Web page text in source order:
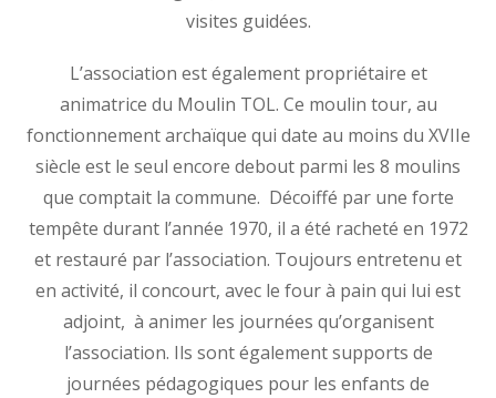
visites guidées.
L’association est également propriétaire et
animatrice du Moulin TOL. Ce moulin tour, au
fonctionnement archaïque qui date au moins du XVIIe
siècle est le seul encore debout parmi les 8 moulins
que comptait la commune. Décoiffé par une forte
tempête durant l’année 1970, il a été racheté en 1972
et restauré par l’association. Toujours entretenu et
en activité, il concourt, avec le four à pain qui lui est
adjoint, à animer les journées qu’organisent
l’association. Ils sont également supports de
journées pédagogiques pour les enfants de